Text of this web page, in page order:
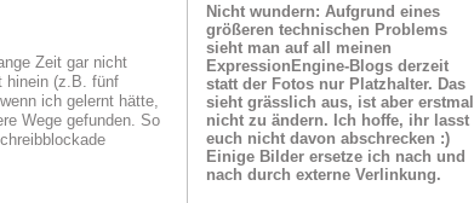
Zeit gar nicht
hinein (z.B. fünf
ich gelernt hätte,
Wege gefunden. So
Nicht wundern: Aufgrund eines
größeren technischen Problems
sieht man auf all meinen
ExpressionEngine-Blogs derzeit
statt der Fotos nur Platzhalter. Das
sieht grässlich aus, ist aber erstmal
nicht zu ändern. Ich hoffe, ihr lasst
euch nicht davon abschrecken :)
Einige Bilder ersetze ich nach und
nach durch externe Verlinkung.